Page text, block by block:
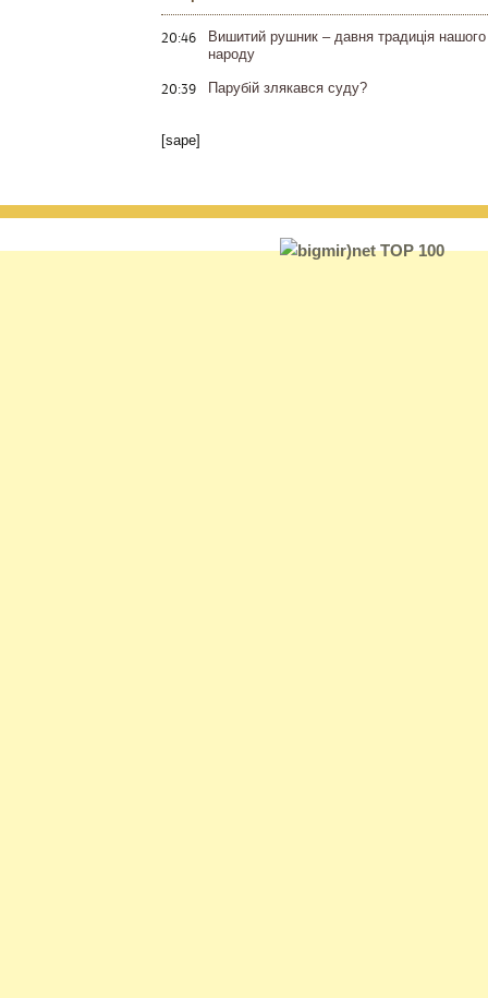
20:46
Вишитий рушник – давня традиція нашого
народу
20:39 Парубій злякався суду?
[sape]